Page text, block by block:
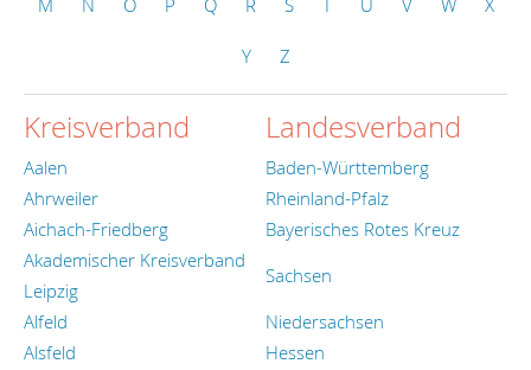
M N O P Q R S T U V W X
Y Z
Kreisverband Landesverband
Aalen
Baden-Württemberg
Ahrweiler
Rheinland-Pfalz
Aichach-Friedberg
Bayerisches Rotes Kreuz
Akademischer Kreisverband
Leipzig
Sachsen
Alfeld
Niedersachsen
Alsfeld
Hessen